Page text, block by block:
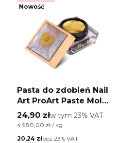
Nowość
Pasta do zdobień Nail
Art ProArt Paste Molly
Nails Gold HEMA/Di-
HEMA Free 5g
Cena brutto
24,90 złw tym %s VAT
w tym 23% VAT
Cena jednostkowa brutto
4 980,00 zł / kg
Cena netto
20,24 złbez 23% VAT